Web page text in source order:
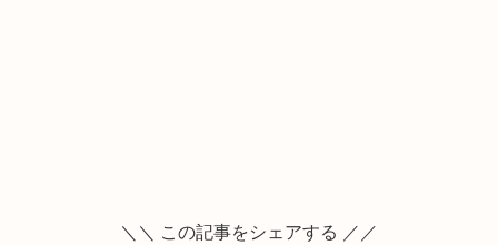
＼＼ この記事をシェアする ／／